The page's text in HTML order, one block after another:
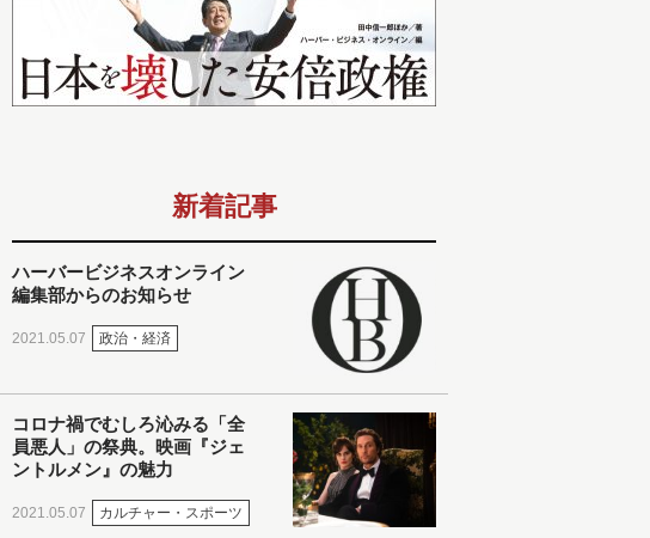
新着記事
ハーバービジネスオンライン
編集部からのお知らせ
2021.05.07 政治・経済
コロナ禍でむしろ沁みる「全
員悪人」の祭典。映画『ジェ
ントルメン』の魅力
2021.05.07 カルチャー・スポーツ